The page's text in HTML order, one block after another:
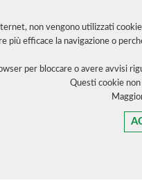
non vengono utilizzati
più efficace la navigazione o
per bloccare o avere avvisi
Questi cookie